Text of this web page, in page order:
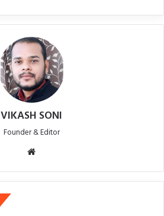
VIKASH SONI
Founder & Editor